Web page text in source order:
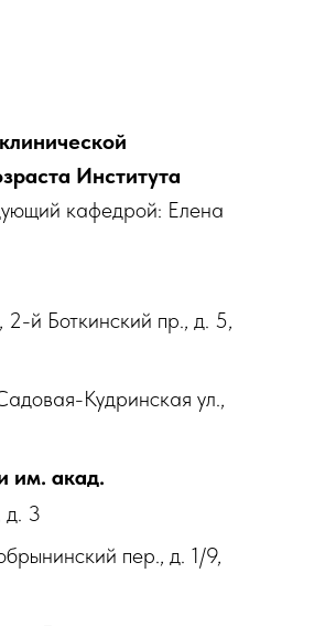
Института
кафедрой: Елена
2-й Боткинский пр., д. 5,
Кудринская ул.,
им. акад.
д. 3
пер., д. 1/9,